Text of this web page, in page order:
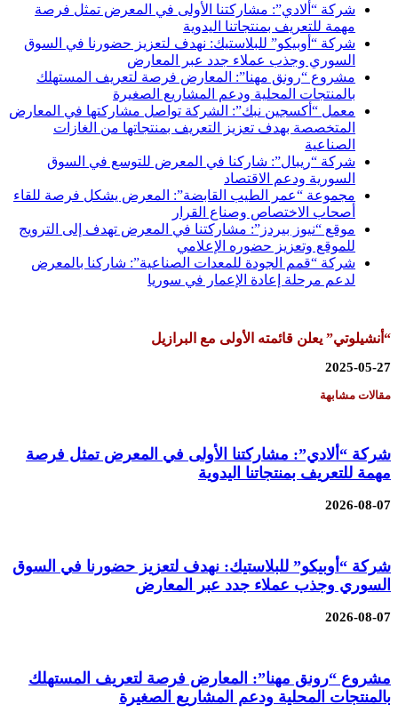
شركة “ألادي”: مشاركتنا الأولى في المعرض تمثل فرصة
مهمة للتعريف بمنتجاتنا اليدوية
شركة “أوبيكو” للبلاستيك: نهدف لتعزيز حضورنا في السوق
السوري وجذب عملاء جدد عبر المعارض
مشروع “رونق مهنا”: المعارض فرصة لتعريف المستهلك
بالمنتجات المحلية ودعم المشاريع الصغيرة
معمل “أكسجين نبك”: الشركة تواصل مشاركتها في المعارض
المتخصصة بهدف تعزيز التعريف بمنتجاتها من الغازات
الصناعية
شركة “ريبال”: شاركنا في المعرض للتوسع في السوق
السورية ودعم الاقتصاد
مجموعة “عمر الطيب القابضة”: المعرض يشكل فرصة للقاء
أصحاب الاختصاص وصناع القرار
موقع “نيوز بيردز”: مشاركتنا في المعرض تهدف إلى الترويج
للموقع وتعزيز حضوره الإعلامي
شركة “قمم الجودة للمعدات الصناعية”: شاركنا بالمعرض
لدعم مرحلة إعادة الإعمار في سوريا
“أنشيلوتي” يعلن قائمته الأولى مع البرازيل
2025-05-27
مقالات مشابهة
شركة “ألادي”: مشاركتنا الأولى في المعرض تمثل فرصة
مهمة للتعريف بمنتجاتنا اليدوية
2026-08-07
شركة “أوبيكو” للبلاستيك: نهدف لتعزيز حضورنا في السوق
السوري وجذب عملاء جدد عبر المعارض
2026-08-07
مشروع “رونق مهنا”: المعارض فرصة لتعريف المستهلك
بالمنتجات المحلية ودعم المشاريع الصغيرة